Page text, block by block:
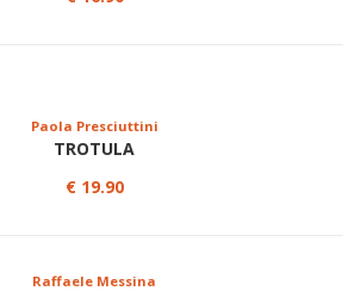
Paola Presciuttini
TROTULA
€ 19.90
Raffaele Messina